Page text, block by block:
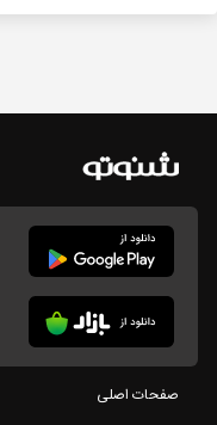
صفحات اصلی